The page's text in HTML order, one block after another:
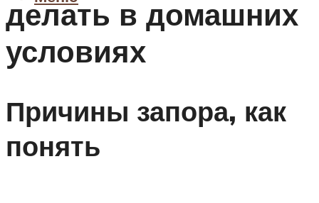
делать в домашних
условиях
Причины запора, как
понять